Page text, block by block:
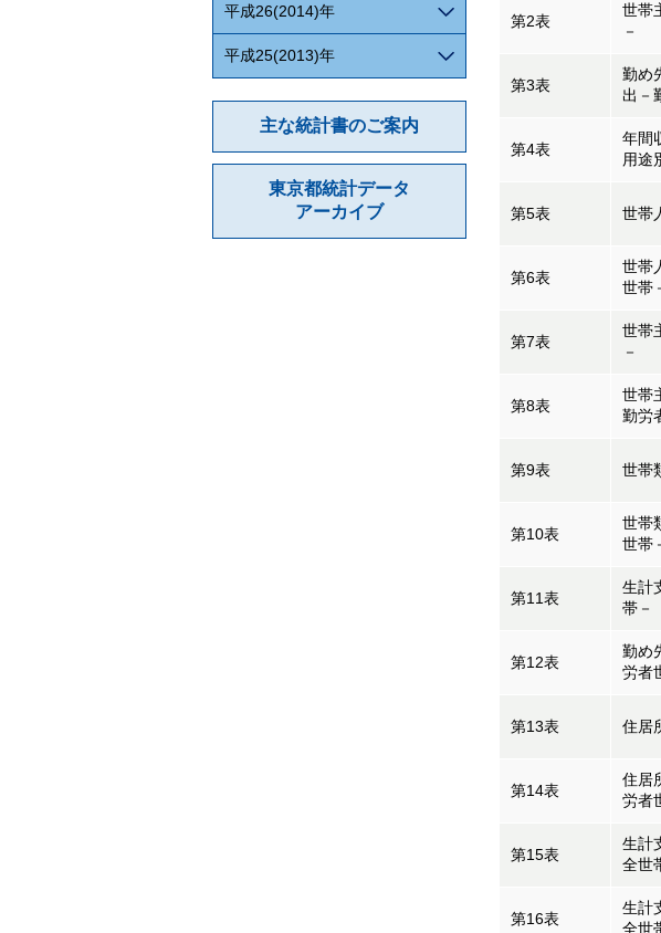
平成26(2014)年
平成25(2013)年
主な統計書のご案内
東京都統計データ
アーカイブ
第2表
世帯
－
第3表
勤め
出－
第4表
年間
用途
第5表 世帯
第6表
世帯
世帯
第7表
世帯
－
第8表
世帯
勤労
第9表 世帯
第10表
世帯
世帯
第11表
生計
帯－
第12表
勤め
労者
第13表 住居
第14表
住居
労者
第15表
生計
全世
第16表
生計
全世